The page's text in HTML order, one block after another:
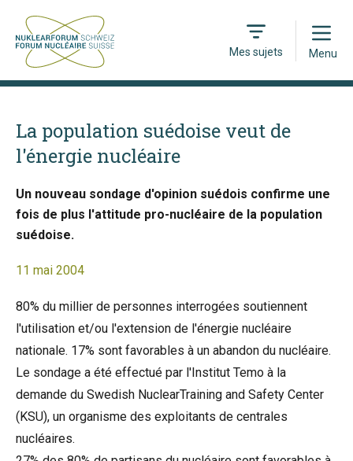
Mes sujets
Open
Menu
La population suédoise veut de
l'énergie nucléaire
Un nouveau sondage d'opinion suédois confirme une
fois de plus l'attitude pro-nucléaire de la population
suédoise.
11 mai 2004
80% du millier de personnes interrogées soutiennent
l'utilisation et/ou l'extension de l'énergie nucléaire
nationale. 17% sont favorables à un abandon du nucléaire.
Le sondage a été effectué par l'Institut Temo à la
demande du Swedish NuclearTraining and Safety Center
(KSU), un organisme des exploitants de centrales
nucléaires.